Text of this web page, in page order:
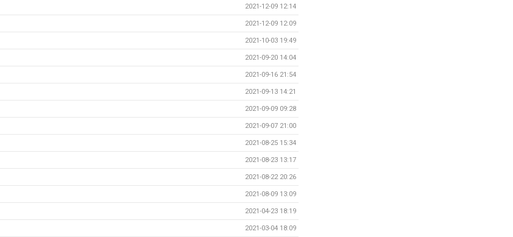
2021-12-09 12:14
2021-12-09 12:09
2021-10-03 19:49
2021-09-20 14:04
2021-09-16 21:54
2021-09-13 14:21
2021-09-09 09:28
2021-09-07 21:00
2021-08-25 15:34
2021-08-23 13:17
2021-08-22 20:26
2021-08-09 13:09
2021-04-23 18:19
2021-03-04 18:09